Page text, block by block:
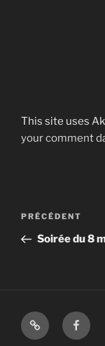
This site uses
your comment
Navigation
l’article
Article
précédent
PRÉCÉDENT
Soirée du 8
Shop